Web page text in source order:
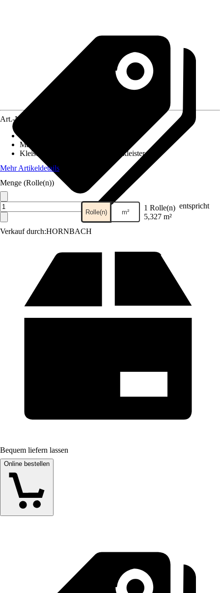
Verkauf durch:HORNBACH
Art.-Nr.
Maße (BxH)
Kleisterempfehlung
Vliestapetenkleister
Mehr Artikeldetails
Menge (Rolle(n))
Rolle(n) m² 1 Rolle(n) entspricht
5,327 m²
Bequem liefern lassen
Online bestellen